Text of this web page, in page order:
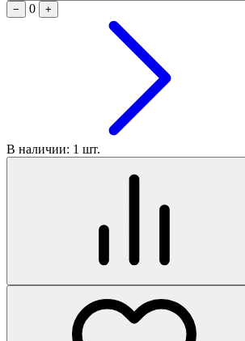
−
0 +
В наличии: 1 шт.